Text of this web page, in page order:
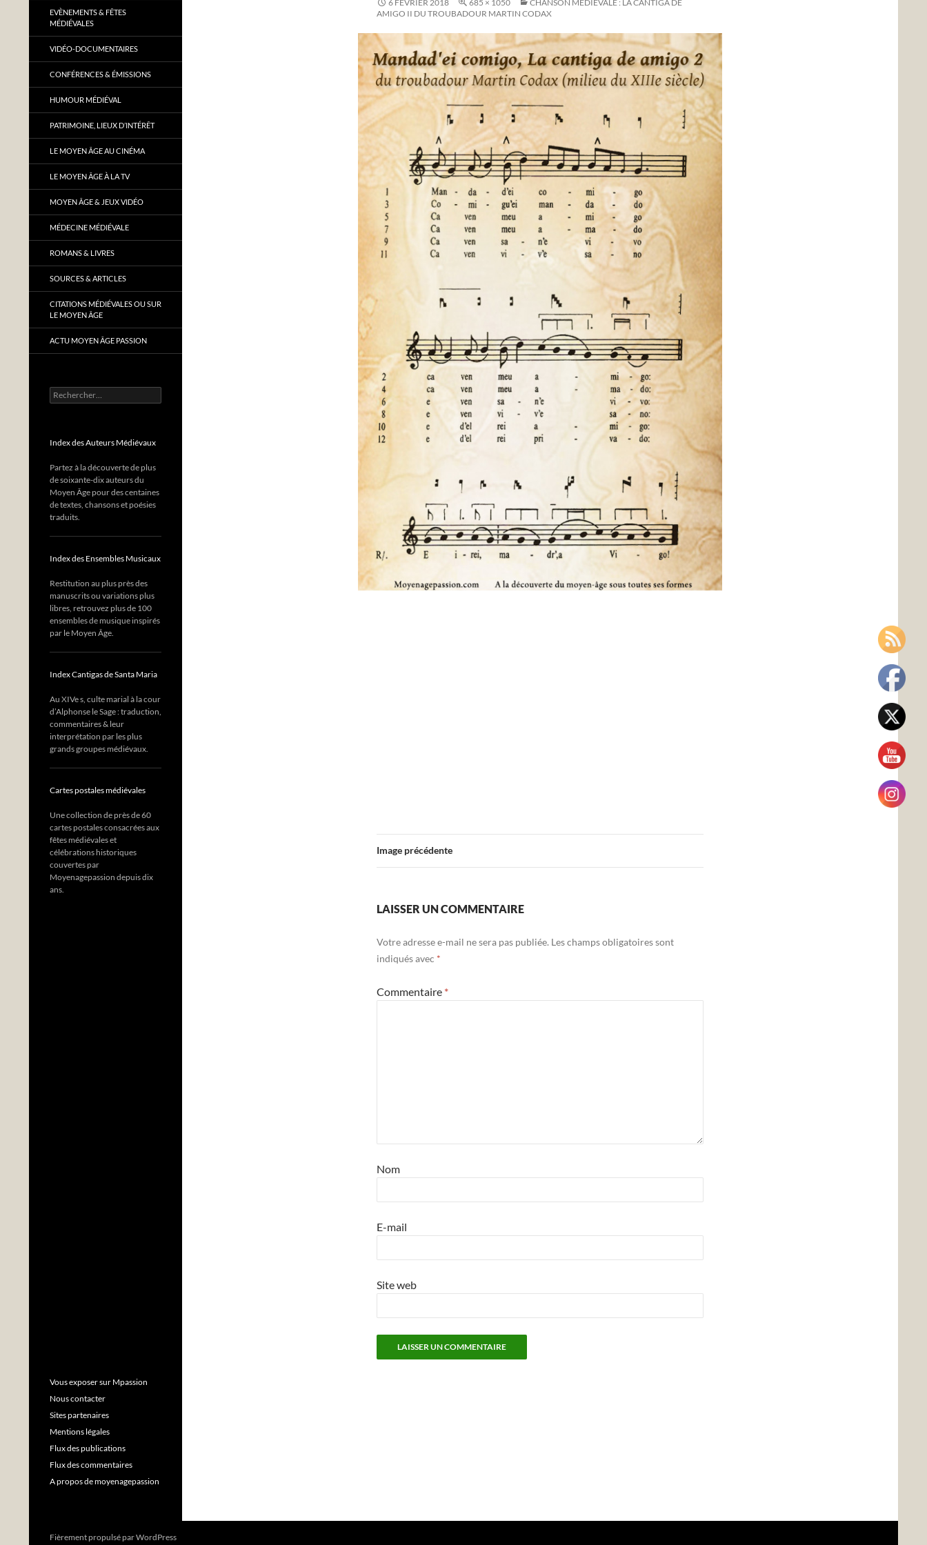
6 FÉVRIER 2018 685 × 1050
CHANSON MÉDIÉVALE : LA CANTIGA DE
AMIGO II DU TROUBADOUR MARTIN CODAX
Image précédente
LAISSER UN COMMENTAIRE
Votre adresse e-mail ne sera pas publiée. Les champs obligatoires sont
indiqués avec *
Commentaire *
Nom
E-mail
Site web
EVÈNEMENTS & FÊTES
MÉDIÉVALES
VIDÉO-DOCUMENTAIRES
CONFÉRENCES & ÉMISSIONS
HUMOUR MÉDIÉVAL
PATRIMOINE, LIEUX D’INTÉRÊT
LE MOYEN ÂGE AU CINÉMA
LE MOYEN ÂGE À LA TV
MOYEN ÂGE & JEUX VIDÉO
MÉDECINE MÉDIÉVALE
ROMANS & LIVRES
SOURCES & ARTICLES
CITATIONS MÉDIÉVALES OU SUR
LE MOYEN ÂGE
ACTU MOYEN ÂGE PASSION
Rechercher :
Index des Auteurs Médiévaux
Partez à la découverte de plus
de soixante-dix auteurs du
Moyen Âge pour des centaines
de textes, chansons et poésies
traduits.
Index des Ensembles Musicaux
Restitution au plus près des
manuscrits ou variations plus
libres, retrouvez plus de 100
ensembles de musique inspirés
par le Moyen Âge.
Index Cantigas de Santa Maria
Au XIVe s, culte marial à la cour
d’Alphonse le Sage : traduction,
commentaires & leur
interprétation par les plus
grands groupes médiévaux.
Cartes postales médiévales
Une collection de près de 60
cartes postales consacrées aux
fêtes médiévales et
célébrations historiques
couvertes par
Moyenagepassion depuis dix
ans.
Vous exposer sur Mpassion
Nous contacter
Sites partenaires
Mentions légales
Flux des publications
Flux des commentaires
A propos de moyenagepassion
Fièrement propulsé par WordPress